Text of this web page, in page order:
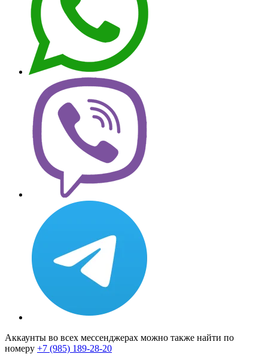
Аккаунты во всех мессенджерах можно также найти по
номеру +7 (985) 189-28-20